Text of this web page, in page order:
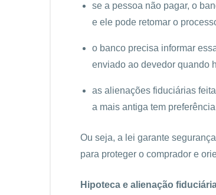
se a pessoa não pagar, o
e ele pode retomar o
o banco precisa informar
enviado ao devedor quando
as alienações fiduciárias
a mais antiga tem
Ou seja, a lei garante
para proteger o comprador e
Hipoteca e alienação